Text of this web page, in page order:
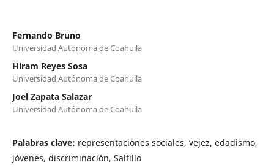
Fernando Bruno
Universidad Autónoma de Coahuila
Hiram Reyes Sosa
Universidad Autónoma de Coahuila
Joel Zapata Salazar
Universidad Autónoma de Coahuila
Palabras clave: representaciones sociales, vejez, edadismo,
jóvenes, discriminación, Saltillo